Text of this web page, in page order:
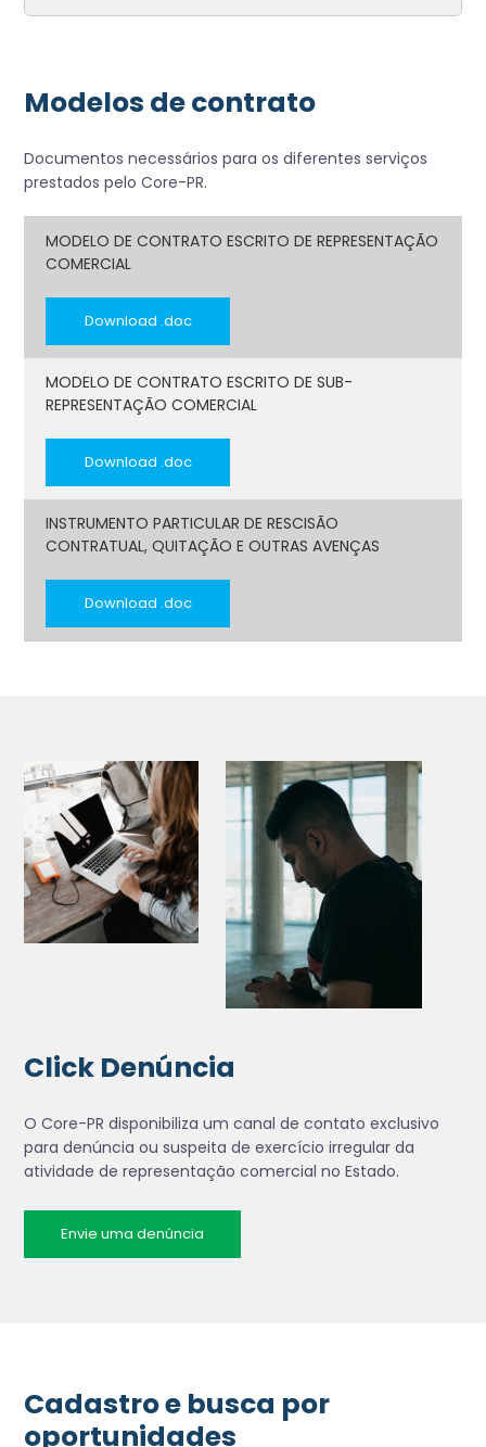
Modelos de contrato
Documentos necessários para os diferentes serviços
prestados pelo Core-PR.
MODELO DE CONTRATO ESCRITO DE REPRESENTAÇÃO
COMERCIAL
Download .doc
MODELO DE CONTRATO ESCRITO DE SUB-
REPRESENTAÇÃO COMERCIAL
Download .doc
INSTRUMENTO PARTICULAR DE RESCISÃO
CONTRATUAL, QUITAÇÃO E OUTRAS AVENÇAS
Download .doc
Click Denúncia
O Core-PR disponibiliza um canal de contato exclusivo
para denúncia ou suspeita de exercício irregular da
atividade de representação comercial no Estado.
Envie uma denúncia
Cadastro e busca por
oportunidades